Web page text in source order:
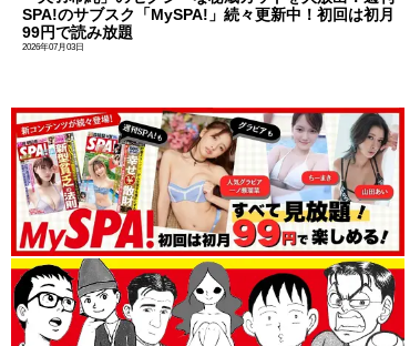
SPA!のサブスク「MySPA!」続々更新中！初回は初月
99円で読み放題
2026年07月03日